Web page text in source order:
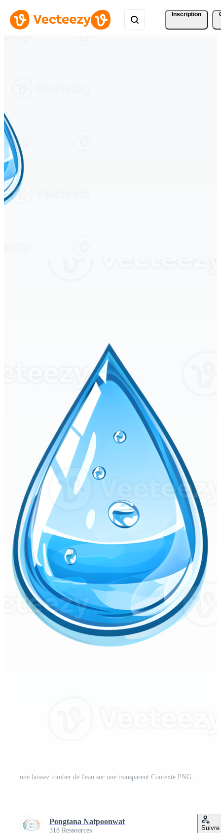
Inscription
une laissez tomber de l'eau sur une transparent Contexte PNG Pro
Pongtana Natpoonwat
318 Ressources Suivre